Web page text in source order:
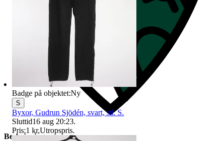
Beskrivning
Badge på objektet:Ny
S
Byxor, Gudrun Sjödén, svart, stl. S.
Sluttid16 aug 20:23.
Pris:1 kr,Utropspris.